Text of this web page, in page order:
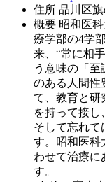
住所 品川区
概要 昭和医
療学部の4学
来、“常に相
う意味の「
のある人間性
て、教育と研
を持って接し
そして忘れて
す。昭和医科
わせて治療に
す。